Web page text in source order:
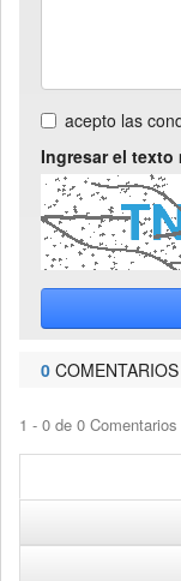
acepto las
Ingresar el texto
0
1 - 0 de 0 Comentarios